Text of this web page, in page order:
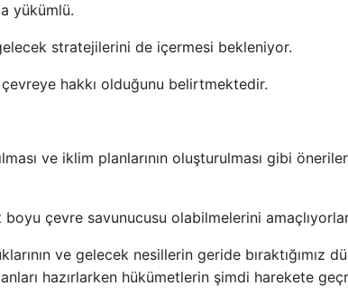
yükümlü.
stratejilerini de içermesi bekleniyor.
hakkı olduğunu belirtmektedir.
ve iklim planlarının oluşturulması gibi öneriler
çevre savunucusu olabilmelerini
ve gelecek nesillerin geride bıraktığımız
hazırlarken hükümetlerin şimdi harekete